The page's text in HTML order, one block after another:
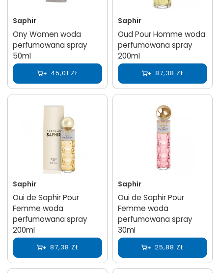
Saphir
Ony Women woda
perfumowana spray
50ml
45,01 ZŁ
Saphir
Oud Pour Homme woda
perfumowana spray
200ml
87,38 ZŁ
Saphir
Oui de Saphir Pour
Femme woda
perfumowana spray
200ml
87,38 ZŁ
Saphir
Oui de Saphir Pour
Femme woda
perfumowana spray
30ml
25,88 ZŁ